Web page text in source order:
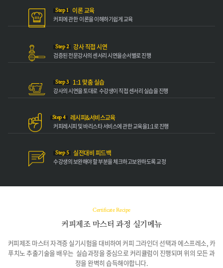
Step 1 이론 교육
커피에 관한이론을 이해하기쉽게 교육
Step 2 강사 직접 시연
검증된 전문강사의센서리 시연을순서별로 진행
Step 3 1:1 맞춤 실습
강사의 시연을 토대로수강생이 직접센서리 실습을 진행
Step 4 레시피&서비스교육
커피레시피 및 바리스타서비스에 관한 교육을1:1로 진행
Step 5 실전대비 피드백
수강생의 보완해야할 부분을 체크하고보완하도록 교정
Certificate Recipe
커피제조 마스터 과정 실기메뉴
커피제조 마스터 자격증 실기시험을 대비하여 커피 그라인더 선택과 에스프레소, 카
푸치노 추출기술을 배우는 실습과정을 중심으로 커리큘럼이 진행되며 위의 모든 과
정을 완벽히 습득해야합니다.